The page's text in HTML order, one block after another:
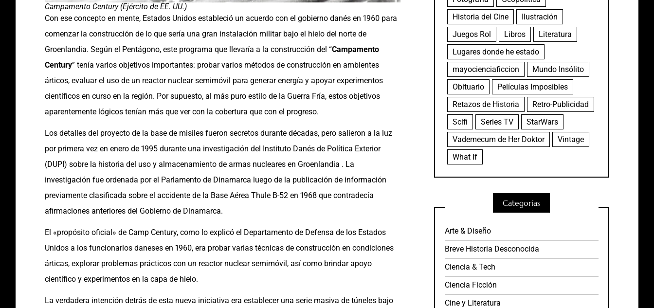
Campamento Century (Ejército de EE. UU.)
Con ese concepto en mente, Estados Unidos estableció un acuerdo con el gobierno danés en 1960 para
comenzar la construcción de lo que sería una gran instalación militar bajo el hielo del norte de
Groenlandia. Según el Pentágono, este programa que llevaría a la construcción del “Campamento
Century” tenía varios objetivos importantes: probar varios métodos de construcción en ambientes
árticos, evaluar el uso de un reactor nuclear semimóvil para generar energía y apoyar experimentos
científicos en curso en la región. Por supuesto, al más puro estilo de la Guerra Fría, estos objetivos
aparentemente lógicos tenían más que ver con la cobertura que con el progreso.
Los detalles del proyecto de la base de misiles fueron secretos durante décadas, pero salieron a la luz
por primera vez en enero de 1995 durante una investigación del Instituto Danés de Política Exterior
(DUPI) sobre la historia del uso y almacenamiento de armas nucleares en Groenlandia . La
investigación fue ordenada por el Parlamento de Dinamarca luego de la publicación de información
previamente clasificada sobre el accidente de la Base Aérea Thule B-52 en 1968 que contradecía
afirmaciones anteriores del Gobierno de Dinamarca.
El «propósito oficial» de Camp Century, como lo explicó el Departamento de Defensa de los Estados
Unidos a los funcionarios daneses en 1960, era probar varias técnicas de construcción en condiciones
árticas, explorar problemas prácticos con un reactor nuclear semimóvil, así como brindar apoyo
científico y experimentos en la capa de hielo.
La verdadera intención detrás de esta nueva iniciativa era establecer una serie masiva de túneles bajo
Historia del Cine
Ilustración
Juegos Rol
Libros
Literatura
Lugares donde he estado
mayocienciaficcion
Mundo Insólito
Obituario
Películas Imposibles
Retazos de Historia
Retro-Publicidad
Scifi
Series TV
StarWars
Vademecum de Her Doktor
Vintage
What If
Categorías
Arte & Diseño
Breve Historia Desconocida
Ciencia & Tech
Ciencia Ficción
Cine y Literatura